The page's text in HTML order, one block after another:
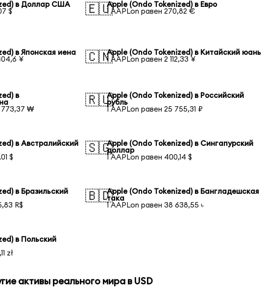
в Доллар США
$
🇪🇺Apple (Ondo Tokenized) в Евро
1 AAPLon равен 270,82 €
в Японская иена
¥
🇨🇳Apple (Ondo Tokenized) в Китайский юань
1 AAPLon равен 2 112,33 ¥
в
773,37 ₩
🇷🇺Apple (Ondo Tokenized) в Российский
рубль
1 AAPLon равен 25 755,31 ₽
в Австралийский
$
🇸🇬Apple (Ondo Tokenized) в Сингапурский
доллар
1 AAPLon равен 400,14 $
в Бразильский
R$
🇧🇩Apple (Ondo Tokenized) в Бангладешская
така
1 AAPLon равен 38 638,55 ৳
в Польский
zł
активы реального мира в USD